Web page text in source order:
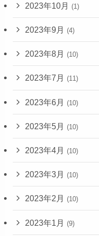
2023年10月 (1)
2023年9月 (4)
2023年8月 (10)
2023年7月 (11)
2023年6月 (10)
2023年5月 (10)
2023年4月 (10)
2023年3月 (10)
2023年2月 (10)
2023年1月 (9)